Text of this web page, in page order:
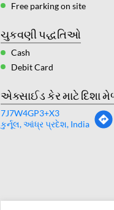
Free parking on site
ચુકવણી પદ્ધતિઓ
Cash
Debit Card
એક્સાઈડ કેર માટે દિશા
7J7W4GP3+X3
કુર્નૂલ, આંધ્ર પ્રદેશ, India